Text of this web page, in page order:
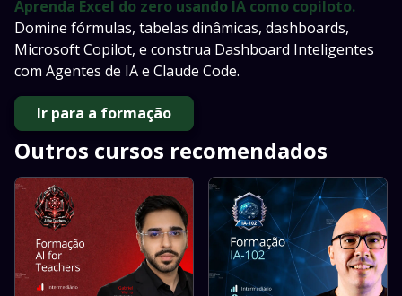
Aprenda Excel do zero usando IA como copiloto.
Domine fórmulas, tabelas dinâmicas, dashboards,
Microsoft Copilot, e construa Dashboard Inteligentes
com Agentes de IA e Claude Code.
Ir para a formação
Outros cursos recomendados